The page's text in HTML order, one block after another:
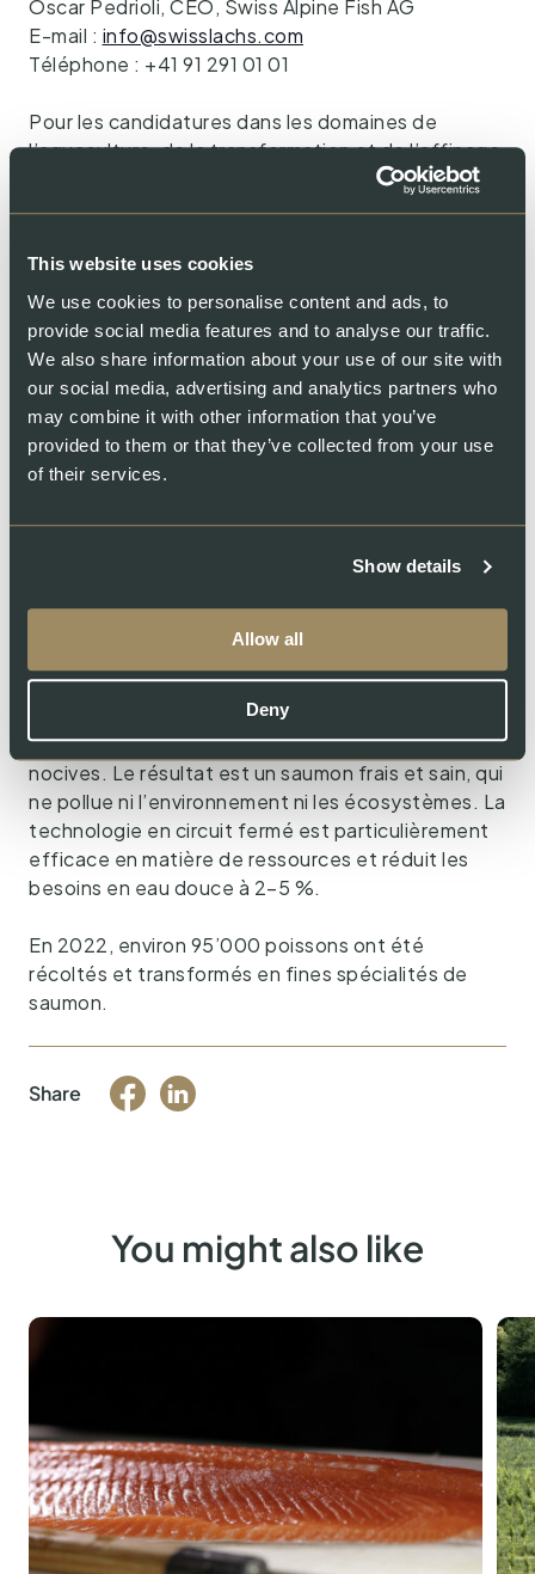
This website uses cookies
We use cookies to personalise content and ads, to
provide social media features and to analyse our traffic.
We also share information about your use of our site with
our social media, advertising and analytics partners who
may combine it with other information that you’ve
provided to them or that they’ve collected from your use
of their services.
Show details
Allow all
Deny
Oscar Pedrioli, CEO, Swiss Alpine Fish AG
E-mail : info@swisslachs.com
Téléphone : +41 91 291 01 01
Pour les candidatures dans les domaines de
l’aquaculture, de la transformation et de l’affinage
du poisson ainsi que de la vente, veuillez écrire à
info@swisslachs.ch.
À propos de Swiss Alpine Fish AG
L’entreprise est spécialisée dans la production de
poissons de haute qualité et utilise des techniques
d’élevage innovantes afin de garantir à la fois le
bien-être des poissons et un impact
environnemental minimal. Le saumon atlantique est
élevé dans l’installation intérieure de Lostallo, dans
les Grisons. L’installation utilise les technologies
Swiss Alpine Fish AG élève les saumons selon les
systématiquement sur la durabilité à tous les
niveaux. Les saumons sont exempts d’hormones,
d’antibiotiques et d’autres substances chimiques
nocives. Le résultat est un saumon frais et sain, qui
ne pollue ni l’environnement ni les écosystèmes. La
technologie en circuit fermé est particulièrement
efficace en matière de ressources et réduit les
besoins en eau douce à 2–5 %.
En 2022, environ 95’000 poissons ont été
récoltés et transformés en fines spécialités de
saumon.
Share
You might also like